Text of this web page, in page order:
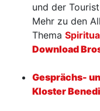
und der
Mehr zu den
Thema
Download
Gesprächs-
Kloster